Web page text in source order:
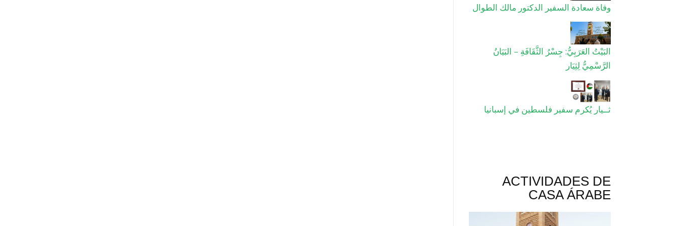
وفاة سعادة السفير الدكتور مالك الطوال
البَيْتُ العَرَبِيُّ: جِسْرُ الثَّقَافَةِ – البَيَانُ
الرَّسْمِيُّ لِثِيَار
ثــيار يُكرم سفير فلسطين في إسبانيا
ACTIVIDADES DE
CASA ÁRABE